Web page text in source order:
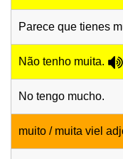
Parece que tienes
Não tenho muita.
No tengo mucho.
muito / muita viel